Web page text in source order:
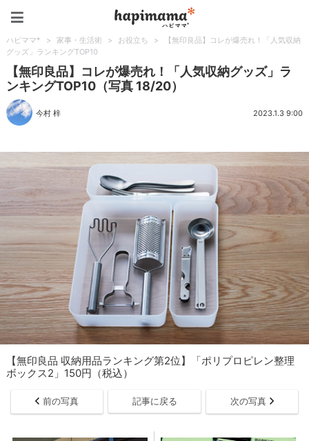
ハピママ* > 家事・生活術 > お役立ち >
【無印良品】コレが爆売れ！「人気収納
グッズ」ランキングTOP10
【無印良品】コレが爆売れ！「人気収納グッズ」ラ
ンキングTOP10（写真 18/20）
今村 梓 2023.1.3 9:00
【無印良品 収納用品ランキング第2位】「ポリプロピレン整理
ボックス2」150円（税込）
前の写真 記事に戻る 次の写真